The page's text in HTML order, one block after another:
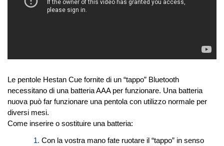
Le pentole Hestan Cue fornite di un “tappo” Bluetooth
necessitano di una batteria AAA per funzionare. Una batteria
nuova può far funzionare una pentola con utilizzo normale per
diversi mesi.
Come inserire o sostituire una batteria:
Con la vostra mano fate ruotare il “tappo” in senso